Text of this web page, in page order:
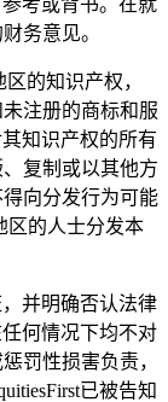
务意见。
的知识产权，
注册的商标和服
知识产权的所有
复制或以其他方
向分发行为可能
区的人士分发本
并明确否认法律
何情况下均不对
罚性损害负责，
已被告知